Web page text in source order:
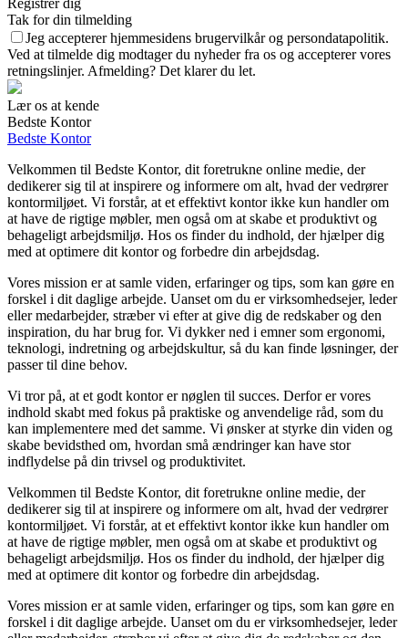
Registrer dig
Tak for din tilmelding
Jeg accepterer hjemmesidens brugervilkår og persondatapolitik.
Ved at tilmelde dig modtager du nyheder fra os og accepterer vores
retningslinjer. Afmelding? Det klarer du let.
Lær os at kende
Bedste Kontor
Bedste Kontor
Velkommen til Bedste Kontor, dit foretrukne online medie, der
dedikerer sig til at inspirere og informere om alt, hvad der vedrører
kontormiljøet. Vi forstår, at et effektivt kontor ikke kun handler om
at have de rigtige møbler, men også om at skabe et produktivt og
behageligt arbejdsmiljø. Hos os finder du indhold, der hjælper dig
med at optimere dit kontor og forbedre din arbejdsdag.
Vores mission er at samle viden, erfaringer og tips, som kan gøre en
forskel i dit daglige arbejde. Uanset om du er virksomhedsejer, leder
eller medarbejder, stræber vi efter at give dig de redskaber og den
inspiration, du har brug for. Vi dykker ned i emner som ergonomi,
teknologi, indretning og arbejdskultur, så du kan finde løsninger, der
passer til dine behov.
Vi tror på, at et godt kontor er nøglen til succes. Derfor er vores
indhold skabt med fokus på praktiske og anvendelige råd, som du
kan implementere med det samme. Vi ønsker at styrke din viden og
skabe bevidsthed om, hvordan små ændringer kan have stor
indflydelse på din trivsel og produktivitet.
Velkommen til Bedste Kontor, dit foretrukne online medie, der
dedikerer sig til at inspirere og informere om alt, hvad der vedrører
kontormiljøet. Vi forstår, at et effektivt kontor ikke kun handler om
at have de rigtige møbler, men også om at skabe et produktivt og
behageligt arbejdsmiljø. Hos os finder du indhold, der hjælper dig
med at optimere dit kontor og forbedre din arbejdsdag.
Vores mission er at samle viden, erfaringer og tips, som kan gøre en
forskel i dit daglige arbejde. Uanset om du er virksomhedsejer, leder